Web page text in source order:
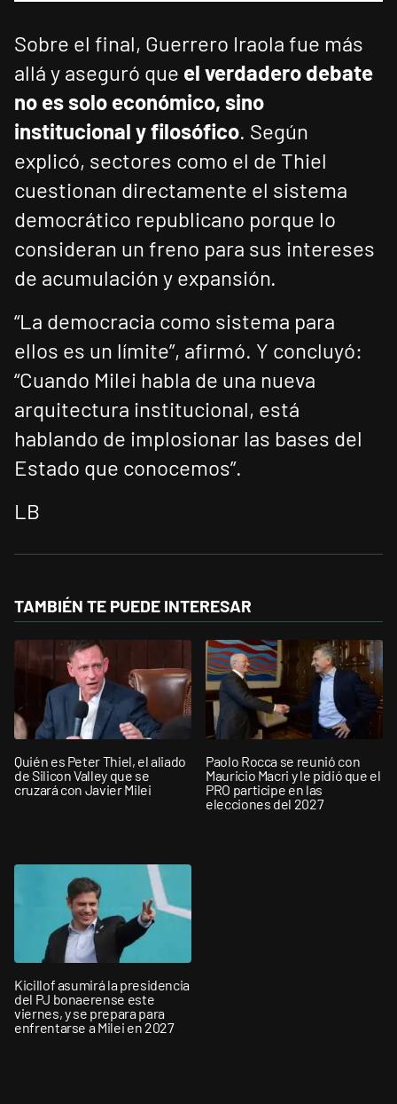
Sobre el final, Guerrero Iraola fue más
allá y aseguró que el verdadero debate
no es solo económico, sino
institucional y filosófico. Según
explicó, sectores como el de Thiel
cuestionan directamente el sistema
democrático republicano porque lo
consideran un freno para sus intereses
de acumulación y expansión.
“La democracia como sistema para
ellos es un límite”, afirmó. Y concluyó:
“Cuando Milei habla de una nueva
arquitectura institucional, está
hablando de implosionar las bases del
Estado que conocemos”.
LB
TAMBIÉN TE PUEDE INTERESAR
Quién es Peter Thiel, el aliado
de Silicon Valley que se
cruzará con Javier Milei
Paolo Rocca se reunió con
Mauricio Macri y le pidió que el
PRO participe en las
elecciones del 2027
Kicillof asumirá la presidencia
del PJ bonaerense este
viernes, y se prepara para
enfrentarse a Milei en 2027